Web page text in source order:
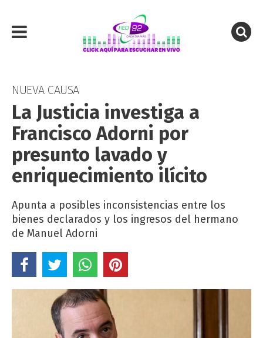
NUEVA CAUSA
La Justicia investiga a
Francisco Adorni por
presunto lavado y
enriquecimiento ilícito
Apunta a posibles inconsistencias entre los
bienes declarados y los ingresos del hermano
de Manuel Adorni